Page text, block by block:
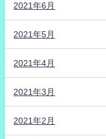
2021年6月
2021年5月
2021年4月
2021年3月
2021年2月